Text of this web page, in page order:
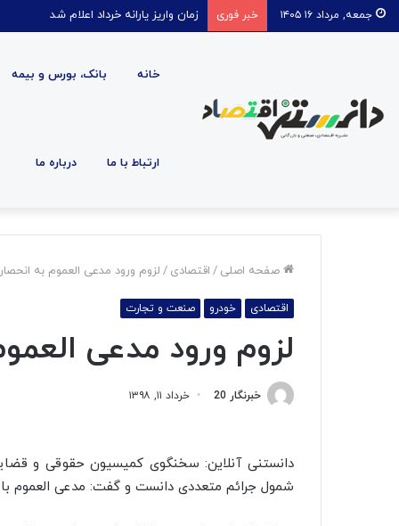
جمعه, مرداد ۱۶ ۱۴۰۵ خبر فوری قیمت روغن دریکسال رکورد زد
خانه بانک، بورس و بیمه
ارتباط با ما درباره ما
صفحه اصلی / اقتصادی / لزوم ورود مدعی العموم به
اقتصادی خودرو صنعت و تجارت
لزوم ورود مدعی
خبرنگار 20 خرداد ۱۱, ۱۳۹۸
دانستنی آنلاین: سخنگوی کمیسیون حقوقی و
شمول جرائم متعددی دانست و گفت: مدعی العموم